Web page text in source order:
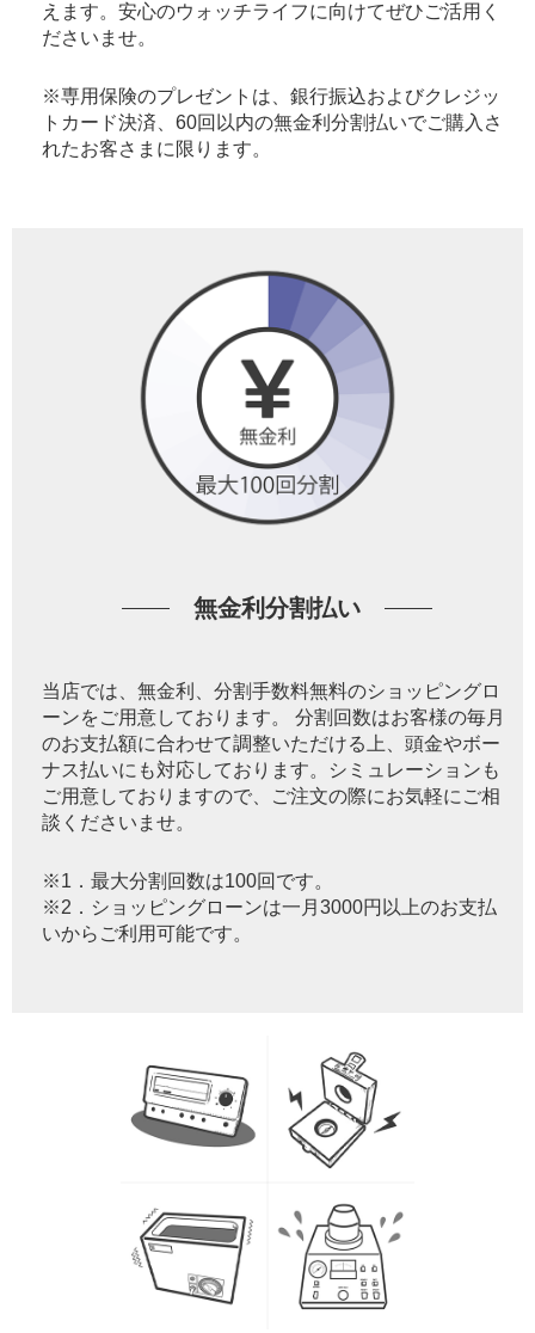
えます。安心のウォッチライフに向けてぜひご活用く
ださいませ。
※専用保険のプレゼントは、銀行振込およびクレジッ
トカード決済、60回以内の無金利分割払いでご購入さ
れたお客さまに限ります。
無金利分割払い
当店では、無金利、分割手数料無料のショッピングロ
ーンをご用意しております。 分割回数はお客様の毎月
のお支払額に合わせて調整いただける上、頭金やボー
ナス払いにも対応しております。シミュレーションも
ご用意しておりますので、ご注文の際にお気軽にご相
談くださいませ。
※1．最大分割回数は100回です。
※2．ショッピングローンは一月3000円以上のお支払
いからご利用可能です。